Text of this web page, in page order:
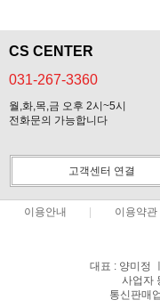
CS CENTER
031-267-3360
월,화,목,금 오후 2시~5시
전화문의 가능합니다
고객센터 연결
이용안내 이용약관
대표 : 양미정
사업자
통신판매